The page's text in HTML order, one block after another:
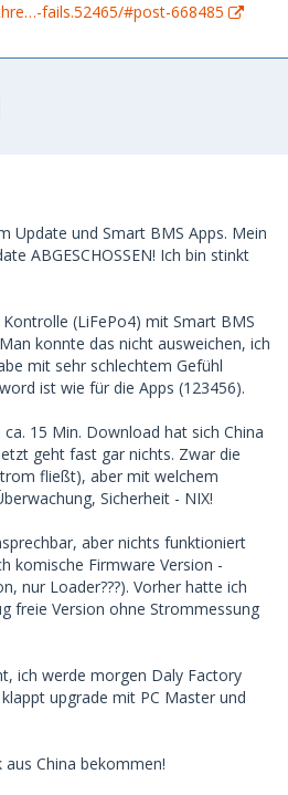
fails.52465/#post-668485
Update und Smart BMS Apps. Mein
ABGESCHOSSEN! Ich bin stinkt
(LiFePo4) mit Smart BMS
konnte das nicht ausweichen, ich
mit sehr schlechtem Gefühl
ist wie für die Apps (123456).
15 Min. Download hat sich China
geht fast gar nichts. Zwar die
fließt), aber mit welchem
Sicherheit - NIX!
aber nichts funktioniert
komische Firmware Version -
nur Loader???). Vorher hatte ich
freie Version ohne Strommessung
ich werde morgen Daly Factory
upgrade mit PC Master und
China bekommen!